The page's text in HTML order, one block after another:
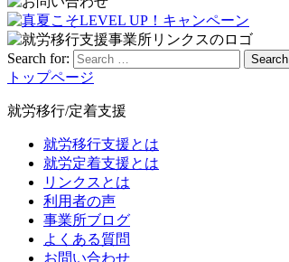
Search for: Search
トップページ
就労移行/定着支援
就労移行支援とは
就労定着支援とは
リンクスとは
利用者の声
事業所ブログ
よくある質問
お問い合わせ